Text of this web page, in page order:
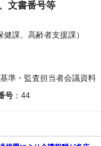
文書番号等
健課、高齢者支援課）
準・監査担当者会議資料
号 ：44